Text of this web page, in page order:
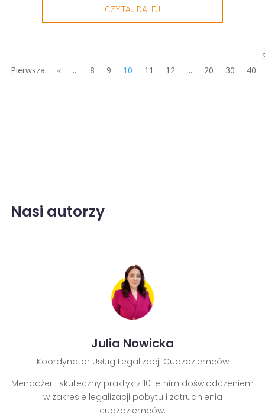
CZYTAJ DALEJ
Pierwsza
« ... 8 9 10 11 12 ... 20 30 40
Nasi autorzy
Julia Nowicka
Koordynator Usług Legalizacji Cudzoziemców
Menadżer i skuteczny praktyk z 10 letnim doświadczeniem
w zakresie legalizacji pobytu i zatrudnienia
cudzoziemców.